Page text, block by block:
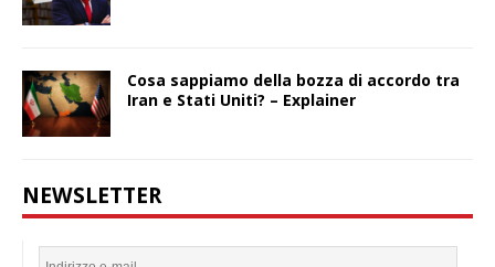
Cosa sappiamo della bozza di accordo tra
Iran e Stati Uniti? – Explainer
NEWSLETTER